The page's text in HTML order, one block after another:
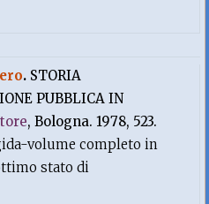
. STORIA
PUBBLICA IN
, Bologna. 1978, 523.
volume completo in
stato di